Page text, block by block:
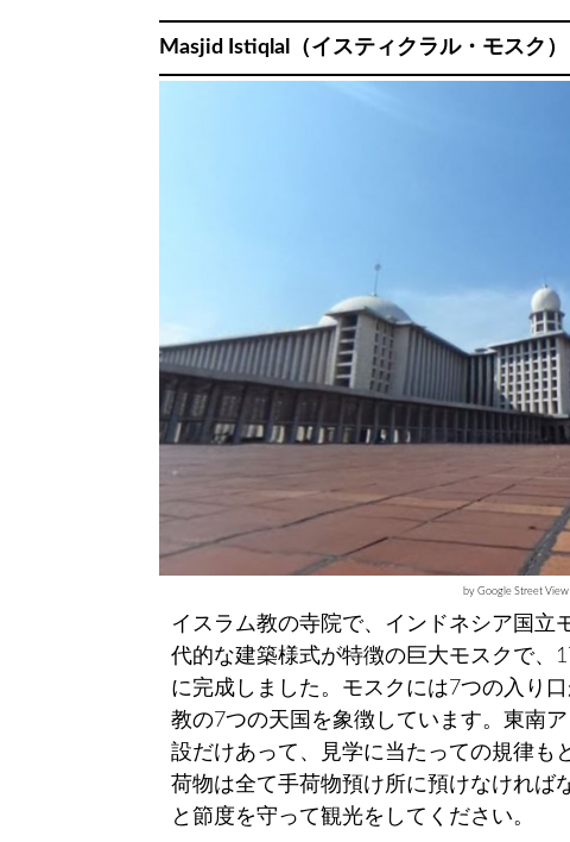
Masjid Istiqlal（イスティクラル・モスク）
by Google Street View
イスラム教の寺院で、インドネシア国立
代的な建築様式が特徴の巨大モスクで、
に完成しました。モスクには7つの入り
教の7つの天国を象徴しています。東南
設だけあって、見学に当たっての規律も
荷物は全て手荷物預け所に預けなければ
と節度を守って観光をしてください。